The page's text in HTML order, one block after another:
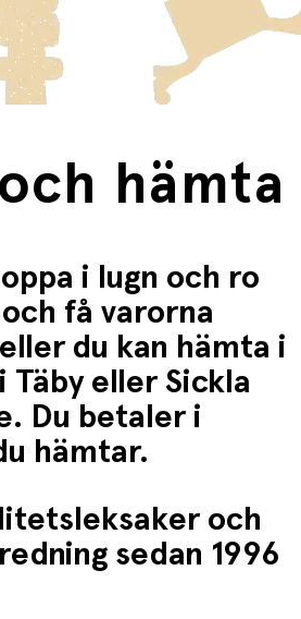
fuktig trasa efter användning
längre livslängd
i ett midsommar-lopp eller på
stafett eller individuell lek
visas i kassan.
för mer än 1500:-
hämta
i lugn och ro
få varorna
du kan hämta i
eller Sickla
Du betaler i
hämtar.
och
sedan 1996